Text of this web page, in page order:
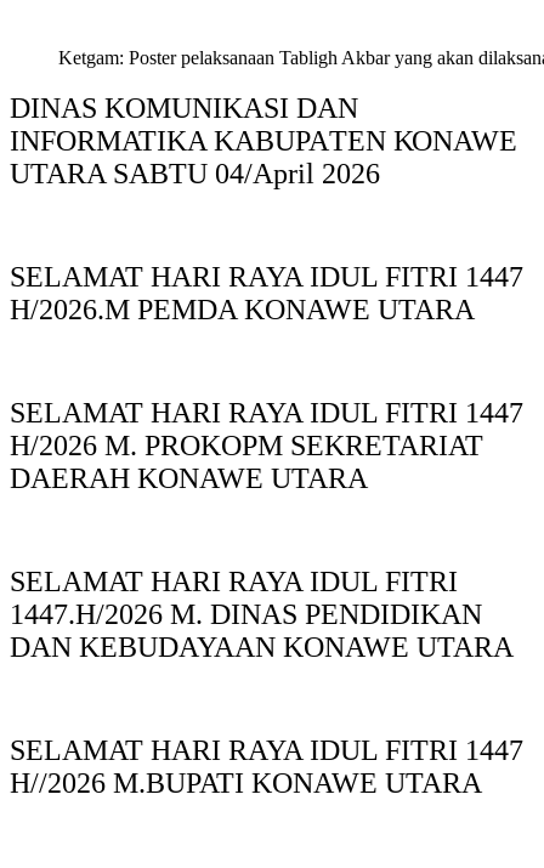
Ketgam: Poster pelaksanaan Tabligh Akbar yang akan
DINAS KOMUNIKASI DAN
INFORMATIKA KABUPAΤΕΝ ΚΟNAWE
UTARA SABTU 04/April 2026
SELAMAT HARI RAYA IDUL FITRI 1447
H/2026.M PEMDA KONAWE UTARA
SELAMAT HARI RAYA IDUL FITRI 1447
H/2026 M. PROKOPM SEKRETARIAT
DAERAH KONAWE UTARA
SELAMAT HARI RAYA IDUL FITRI
1447.H/2026 M. DINAS PENDIDIKAN
DAN KEBUDAYAAN KONAWE UTARA
SELAMAT HARI RAYA IDUL FITRI 1447
H//2026 M.BUPATI KONAWE UTARA